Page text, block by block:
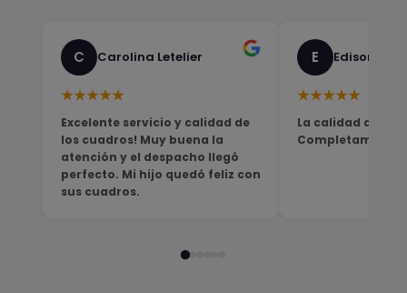
C Carolina Letelier
★★★★★
Excelente servicio y calidad de
los cuadros! Muy buena la
atención y el despacho llegó
perfecto. Mi hijo quedó feliz con
sus cuadros.
E Edison
★★★★★
La calidad del
Completamente